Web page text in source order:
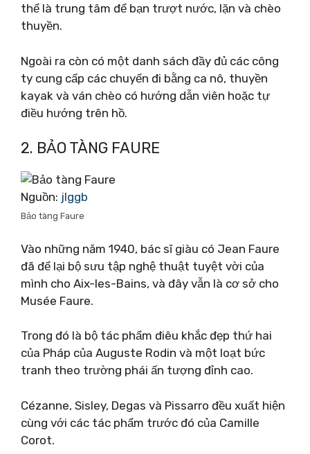
thể là trung tâm để bạn trượt nước, lặn và chèo
thuyền.
Ngoài ra còn có một danh sách đầy đủ các công
ty cung cấp các chuyến đi bằng ca nô, thuyền
kayak và ván chèo có hướng dẫn viên hoặc tự
điều hướng trên hồ.
2. BẢO TÀNG FAURE
Nguồn: jlggb
Bảo tàng Faure
Vào những năm 1940, bác sĩ giàu có Jean Faure
đã để lại bộ sưu tập nghệ thuật tuyệt vời của
mình cho Aix-les-Bains, và đây vẫn là cơ sở cho
Musée Faure.
Trong đó là bộ tác phẩm điêu khắc đẹp thứ hai
của Pháp của Auguste Rodin và một loạt bức
tranh theo trường phái ấn tượng đỉnh cao.
Cézanne, Sisley, Degas và Pissarro đều xuất hiện
cùng với các tác phẩm trước đó của Camille
Corot.